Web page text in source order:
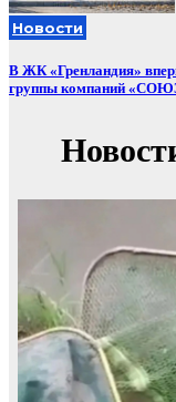
Новости
В ЖК «Гренландия»
группы компаний